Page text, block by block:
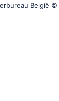
België ©